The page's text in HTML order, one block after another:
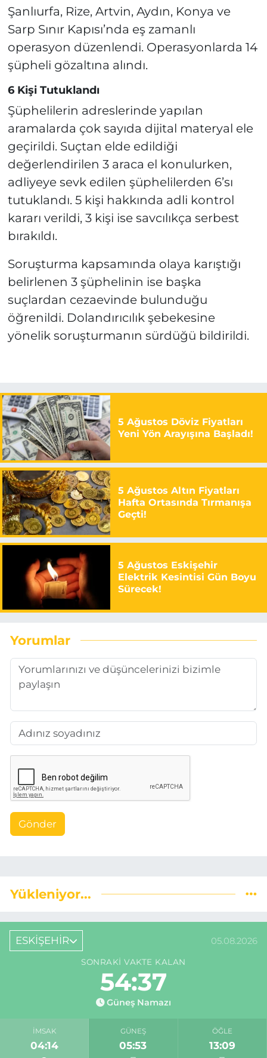
Şanlıurfa, Rize, Artvin, Aydın, Konya ve
Sarp Sınır Kapısı’nda eş zamanlı
operasyon düzenlendi. Operasyonlarda 14
şüpheli gözaltına alındı.
6 Kişi Tutuklandı
Şüphelilerin adreslerinde yapılan
aramalarda çok sayıda dijital materyal ele
geçirildi. Suçtan elde edildiği
değerlendirilen 3 araca el konulurken,
adliyeye sevk edilen şüphelilerden 6’sı
tutuklandı. 5 kişi hakkında adli kontrol
kararı verildi, 3 kişi ise savcılıkça serbest
bırakıldı.
Soruşturma kapsamında olaya karıştığı
belirlenen 3 şüphelinin ise başka
suçlardan cezaevinde bulunduğu
öğrenildi. Dolandırıcılık şebekesine
yönelik soruşturmanın sürdüğü bildirildi.
5 Ağustos Döviz Fiyatları
Yeni Yön Arayışına Başladı!
5 Ağustos Altın Fiyatları
Hafta Ortasında Tırmanışa
Geçti!
5 Ağustos Eskişehir
Elektrik Kesintisi Gün Boyu
Sürecek!
Yorumlar
Gönder
Yükleniyor...
ESKİŞEHİR 05.08.2026
SONRAKI VAKTE KALAN
54:36
Güneş Namazı
İMSAK
04:14
GÜNEŞ
05:53
ÖĞLE
13:09